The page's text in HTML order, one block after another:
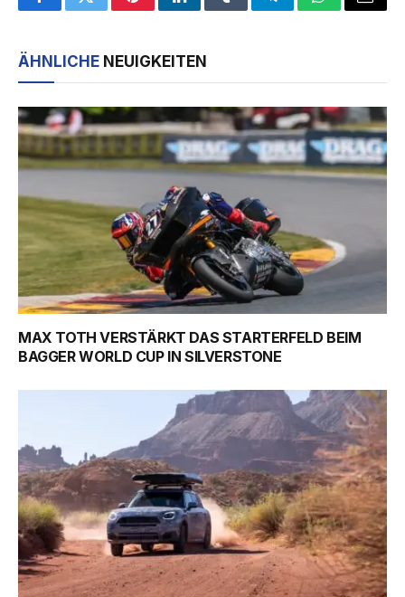
FacebookTwitterPinterestLinkedInTumblrTelegramWhatsApp
Email
ÄHNLICHE NEUIGKEITEN
MAX TOTH VERSTÄRKT DAS STARTERFELD BEIM
BAGGER WORLD CUP IN SILVERSTONE